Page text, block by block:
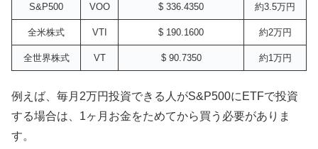
S&P500 VOO $ 336.4350 約3.5万円
全米株式 VTI $ 190.1600 約2万円
全世界株式 VT $ 90.7350 約1万円
例えば、毎月2万円投資できる人がS&P500にETFで投資
する場合は、1ヶ月お金をためてから買う必要がありま
す。